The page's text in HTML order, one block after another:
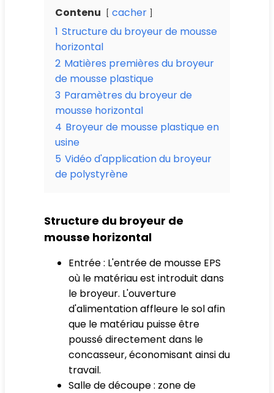
Contenu
cacher
1 Structure du broyeur de mousse
horizontal
2 Matières premières du broyeur
de mousse plastique
3 Paramètres du broyeur de
mousse horizontal
4 Broyeur de mousse plastique en
usine
5 Vidéo d'application du broyeur
de polystyrène
Structure du broyeur de
mousse horizontal
Entrée : L'entrée de mousse EPS
où le matériau est introduit dans
le broyeur. L'ouverture
d'alimentation affleure le sol afin
que le matériau puisse être
poussé directement dans le
concasseur, économisant ainsi du
travail.
Salle de découpe : zone de